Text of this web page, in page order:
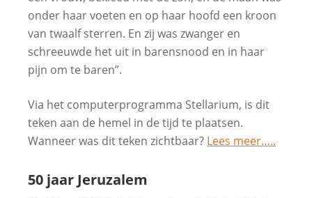
onder haar voeten en op haar hoofd een kroon
van twaalf sterren. En zij was zwanger en
schreeuwde het uit in barensnood en in haar
pijn om te baren”.
Via het computerprogramma Stellarium, is dit
teken aan de hemel in de tijd te plaatsen.
Wanneer was dit teken zichtbaar? Lees meer…..
50 jaar Jeruzalem